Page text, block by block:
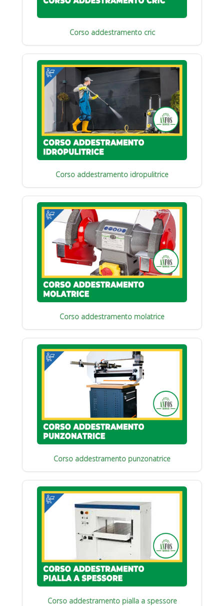
Corso addestramento cric
Corso addestramento idropulitrice
Corso addestramento molatrice
Corso addestramento punzonatrice
Corso addestramento pialla a spessore